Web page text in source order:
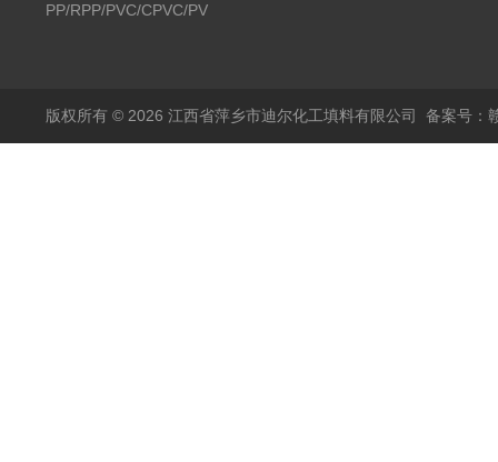
PP/RPP/PVC/CPVC/PVDF
版权所有 © 2026 江西省萍乡市迪尔化工填料有限公司 备案号：